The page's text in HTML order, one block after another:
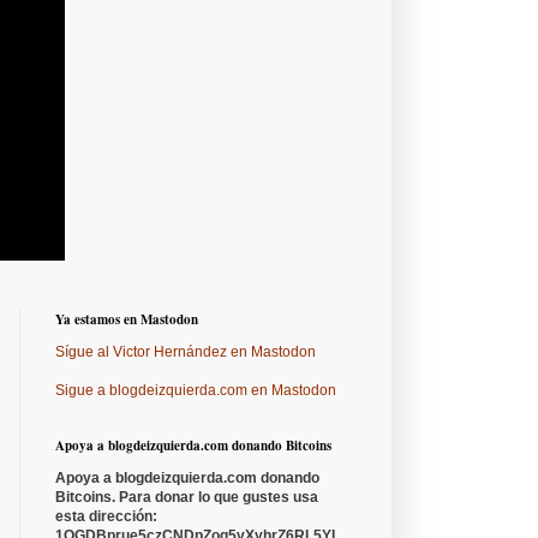
Ya estamos en Mastodon
Sígue al Victor Hernández en Mastodon
Sigue a blogdeizquierda.com en Mastodon
Apoya a blogdeizquierda.com donando Bitcoins
Apoya a blogdeizquierda.com donando
Bitcoins. Para donar lo que gustes usa
esta dirección: